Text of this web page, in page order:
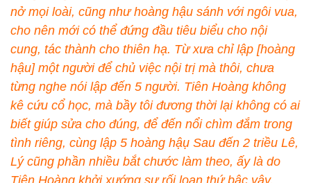
nở mọi loài, cũng như hoàng hậu sánh với ngôi vua,
cho nên mới có thể đứng đầu tiêu biểu cho nội
cung, tác thành cho thiên hạ. Từ xưa chỉ lập [hoàng
hậu] một người để chủ việc nội trị mà thôi, chưa
từng nghe nói lập đến 5 người. Tiên Hoàng không
kê cứu cổ học, mà bầy tôi đương thời lại không có ai
biết giúp sửa cho đúng, để đến nổi chìm đắm trong
tình riêng, cùng lập 5 hoàng hậụ Sau đến 2 triều Lê,
Lý cũng phần nhiều bắt chước làm theo, ấy là do
Tiên Hoàng khởi xướng sự rối loạn thứ bậc vậy.